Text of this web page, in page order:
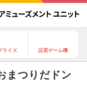
ライズ 設置ゲーム機
まつりだドン